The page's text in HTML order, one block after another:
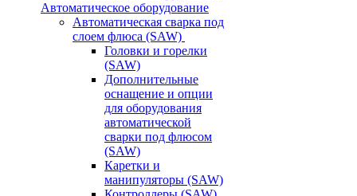
Автоматическое оборудование
Автоматическая сварка под
слоем флюса (SAW)
Головки и горелки
(SAW)
Дополнительные
оснащение и опции
для оборудования
автоматической
сварки под флюсом
(SAW)
Каретки и
манипуляторы (SAW)